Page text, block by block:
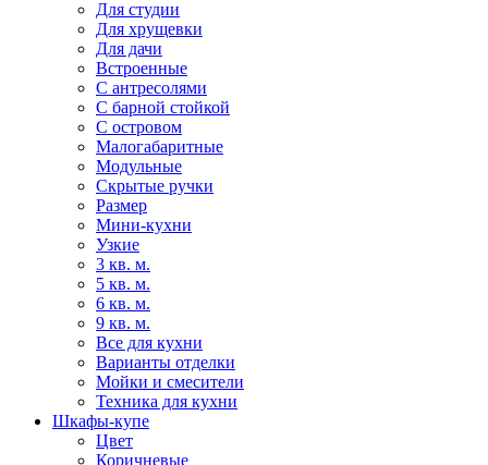
Для студии
Для хрущевки
Для дачи
Встроенные
С антресолями
С барной стойкой
С островом
Малогабаритные
Модульные
Скрытые ручки
Размер
Мини-кухни
Узкие
3 кв. м.
5 кв. м.
6 кв. м.
9 кв. м.
Все для кухни
Варианты отделки
Мойки и смесители
Техника для кухни
Шкафы-купе
Цвет
Коричневые